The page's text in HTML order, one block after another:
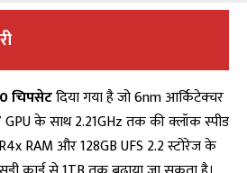
चिपसेटदिया गया है जो 6nm आर्किटेक्चर
के साथ 2.21GHz तक की क्लॉक स्पीड
RAM और 128GB UFS 2.2 स्टोरेज के